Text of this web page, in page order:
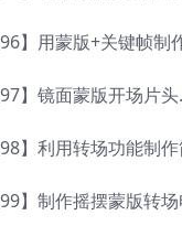
96】用蒙版+关键帧
97】镜面蒙版开场片
98】利用转场功能制
99】制作摇摆蒙版转